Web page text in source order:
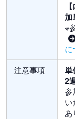
加
※
に
注意事項
単
2
参
い
あ